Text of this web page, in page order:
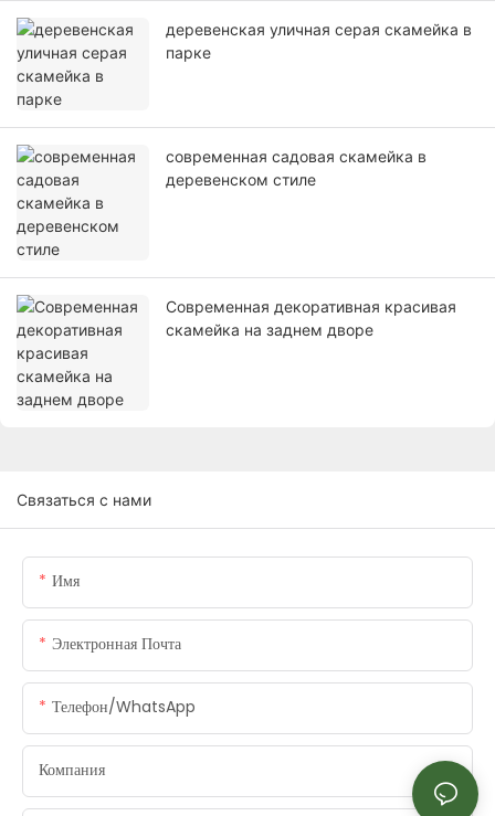
деревенская уличная серая скамейка в
парке
современная садовая скамейка в
деревенском стиле
Современная декоративная красивая
скамейка на заднем дворе
Связаться с нами
Имя
Электронная Почта
Телефон/WhatsApp
Компания